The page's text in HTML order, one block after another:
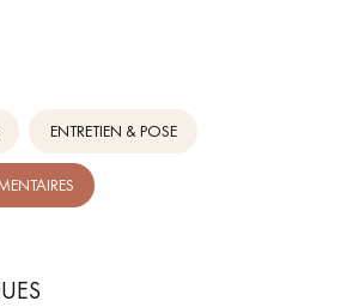
ENTRETIEN & POSE